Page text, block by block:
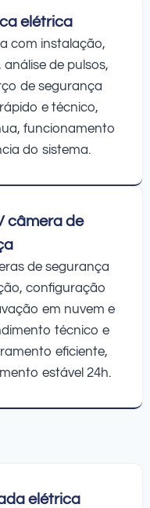
elétrica
com instalação,
de pulsos,
de segurança
e técnico,
funcionamento
do sistema.
câmera de
de segurança
configuração
em nuvem e
técnico e
eficiente,
estável 24h.
elétrica